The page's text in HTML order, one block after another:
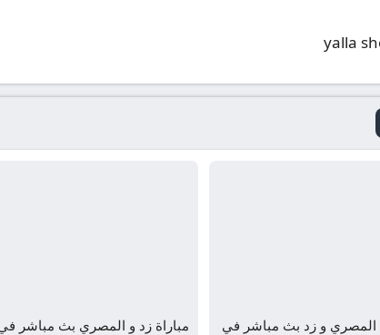
yalla
المصري و زد بث مباشر في
مباراة زد و المصري بث مباشر